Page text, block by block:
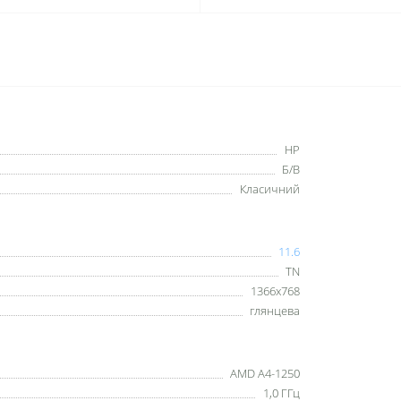
HP
Б/В
Класичний
11.6
TN
1366x768
глянцева
AMD A4-1250
1,0 ГГц